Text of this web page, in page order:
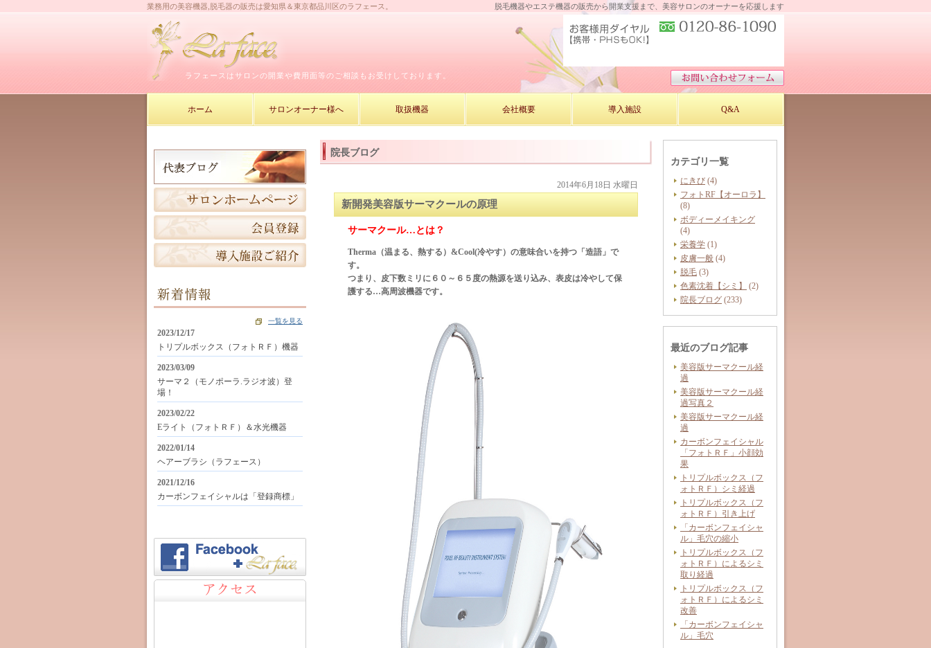
業務用の美容機器,脱毛器の販売は愛知県＆東京都品川区のラフェース。 脱毛機器やエステ機器の販売から開業支援まで、美容サロンのオーナーを応援します
ラフェースはサロンの開業や費用面等のご相談もお受けしております。
ホーム サロンオーナー様へ 取扱機器 会社概要 導入施設 Q&A
院長ブログ
2014年6月18日 水曜日
新開発美容版サーマクールの原理
サーマクール…とは？
Therma（温まる、熱する）&Cool(冷やす）の意味合いを持つ「造語」で
す。
つまり、皮下数ミリに６０～６５度の熱源を送り込み、表皮は冷やして保
護する…高周波機器です。
カテゴリ一覧
にきび (4)
フォトRF【オーロラ】
(8)
ボディーメイキング
(4)
栄養学 (1)
皮膚一般 (4)
脱毛 (3)
色素沈着【シミ】
(2)
院長ブログ (233)
最近のブログ記事
美容版サーマクール経
過
美容版サーマクール経
過写真２
美容版サーマクール経
過
カーボンフェイシャル
「フォトＲＦ」小顔効
果
トリプルボックス（フ
ォトＲＦ）シミ経過
トリプルボックス（フ
ォトＲＦ）引き上げ
「カーボンフェイシャ
ル」毛穴の縮小
トリプルボックス（フ
ォトＲＦ）によるシミ
取り経過
トリプルボックス（フ
ォトＲＦ）によるシミ
改善
「カーボンフェイシャ
ル」毛穴
新着情報
一覧を見る
2023/12/17
トリプルボックス（フォトＲＦ）機器
2023/03/09
サーマ２（モノポーラ.ラジオ波）登
場！
2023/02/22
Eライト（フォトＲＦ）＆水光機器
2022/01/14
ヘアーブラシ（ラフェース）
2021/12/16
カーボンフェイシャルは「登録商標」
アクセス